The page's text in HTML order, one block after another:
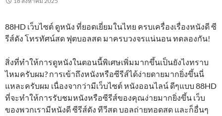
88HD เว็บไซต์ ดูหนัง ที่ยอดเยี่ยมในไทย ครบเครื่องเรื่องหนังดี ซี
รีส์ดัง โทรทัศน์สด ฟุตบอลสด มาครบวงจรแน่นอน ทดลองกัน!
สิ่งที่ทำให้การดูหนังในตอนนี้พิเศษเพิ่มมากขึ้นเป็นยังไงทราบ
ไหมครับผม? การเข้าถึงหนังหรือซีรีส์ได้ง่ายดายมากยิ่งขึ้นนี่
แหละครับผม เนื่องจากว่ามีเว็บไซต์ หนังออนไลน์ ดีๆแบบ 88HD
ที่จะทำให้การรับชมหนังหรือซีรีส์ของคุณง่ายมากยิ่งขึ้น เว็บ
ของพวกเรามีหนังดี ซีรีส์ดัง ทีวีสด บอลถ่ายทอดสด และก็อื่นๆ